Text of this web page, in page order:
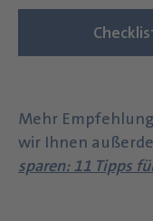
Mehr
wir Ihnen
sparen: 11 Tipps